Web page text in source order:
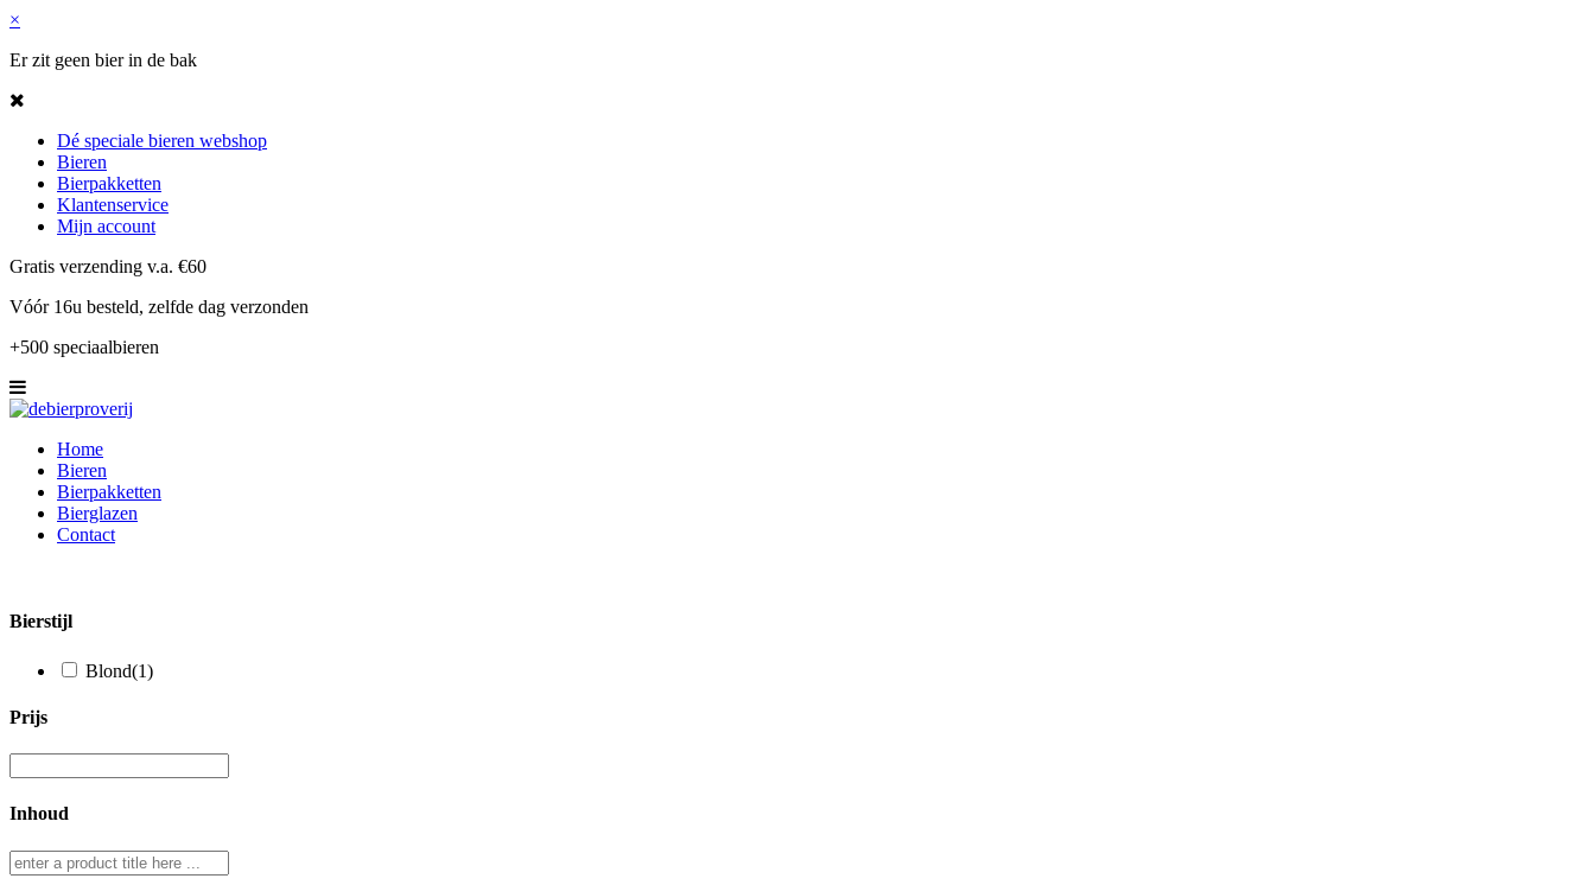
×
Er zit geen bier in de bak
Dé speciale bieren webshop
Bieren
Bierpakketten
Klantenservice
Mijn account
Gratis verzending v.a. €60
Vóór 16u besteld, zelfde dag verzonden
+500 speciaalbieren
Home
Bieren
Bierpakketten
Bierglazen
Contact
Bierstijl
Blond(1)
Prijs
Inhoud